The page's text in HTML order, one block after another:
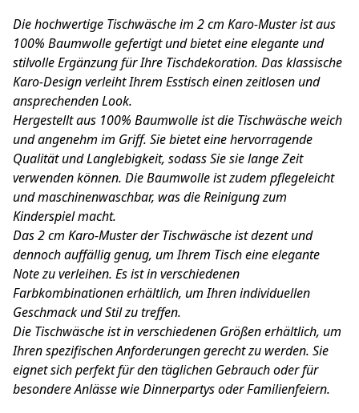
Die hochwertige Tischwäsche im 2 cm Karo-Muster ist aus
100% Baumwolle gefertigt und bietet eine elegante und
stilvolle Ergänzung für Ihre Tischdekoration. Das klassische
Karo-Design verleiht Ihrem Esstisch einen zeitlosen und
ansprechenden Look.
Hergestellt aus 100% Baumwolle ist die Tischwäsche weich
und angenehm im Griff. Sie bietet eine hervorragende
Qualität und Langlebigkeit, sodass Sie sie lange Zeit
verwenden können. Die Baumwolle ist zudem pflegeleicht
und maschinenwaschbar, was die Reinigung zum
Kinderspiel macht.
Das 2 cm Karo-Muster der Tischwäsche ist dezent und
dennoch auffällig genug, um Ihrem Tisch eine elegante
Note zu verleihen. Es ist in verschiedenen
Farbkombinationen erhältlich, um Ihren individuellen
Geschmack und Stil zu treffen.
Die Tischwäsche ist in verschiedenen Größen erhältlich, um
Ihren spezifischen Anforderungen gerecht zu werden. Sie
eignet sich perfekt für den täglichen Gebrauch oder für
besondere Anlässe wie Dinnerpartys oder Familienfeiern.